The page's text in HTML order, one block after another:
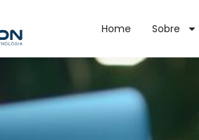
Home Sobre